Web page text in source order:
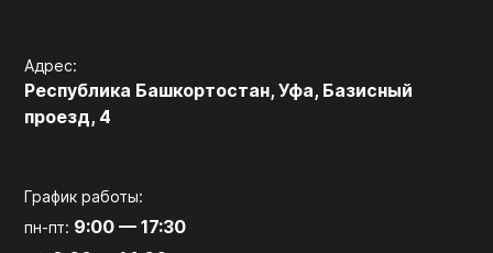
Адрес:
Республика Башкортостан, Уфа, Базисный
проезд, 4
График работы:
пн-пт: 9:00 — 17:30